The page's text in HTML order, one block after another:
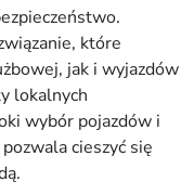
które
jak i wyjazdów
lokalnych
wybór pojazdów i
cieszyć się